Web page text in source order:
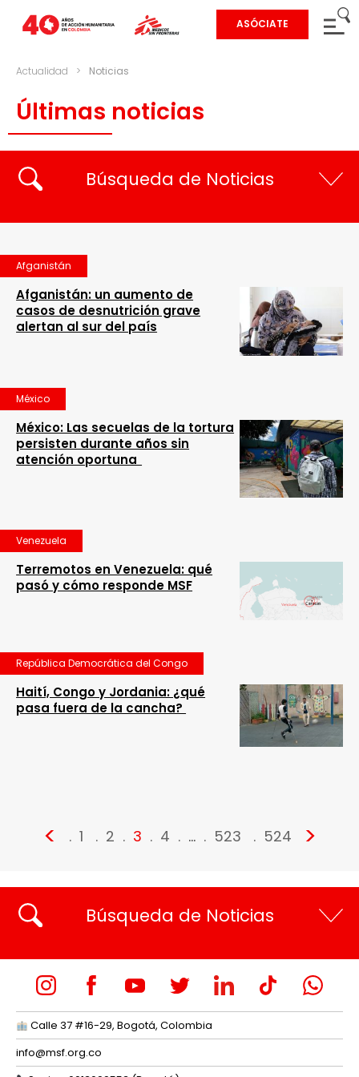
ASÓCIATE
Actualidad > Noticias
Últimas noticias
Búsqueda de Noticias
Afganistán
Afganistán: un aumento de
casos de desnutrición grave
alertan al sur del país
México
México: Las secuelas de la tortura
persisten durante años sin
atención oportuna
Venezuela
Terremotos en Venezuela: qué
pasó y cómo responde MSF
República Democrática del Congo
Haití, Congo y Jordania: ¿qué
pasa fuera de la cancha?
< 1 2 3 4 … 523 524 >
Búsqueda de Noticias
Calle 37 #16-29, Bogotá, Colombia
info@msf.org.co